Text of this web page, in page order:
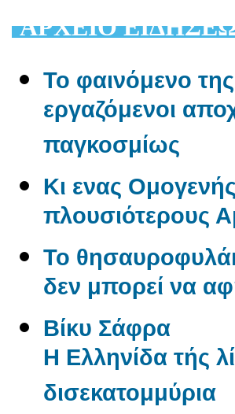
AΡΧΕΙΟ
Το φαινόμενο
εργαζόμενοι
παγκοσμίως
Κι ενας
πλουσιότερους
Το
δεν μπορεί να
Βίκυ Σάφρα
Η Ελληνίδα τής
δισεκατομμύρια